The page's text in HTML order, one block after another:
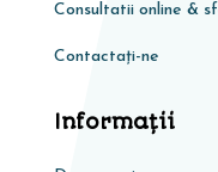
Consultatii online &
Contactați-ne
Informaţii